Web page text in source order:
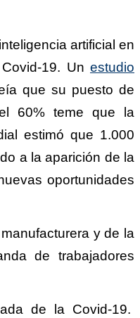
artificial en
19. Un estudio
que su puesto de
60% teme que la
estimó que 1.000
a la aparición de la
oportunidades
y de la
de trabajadores
de la Covid-19.